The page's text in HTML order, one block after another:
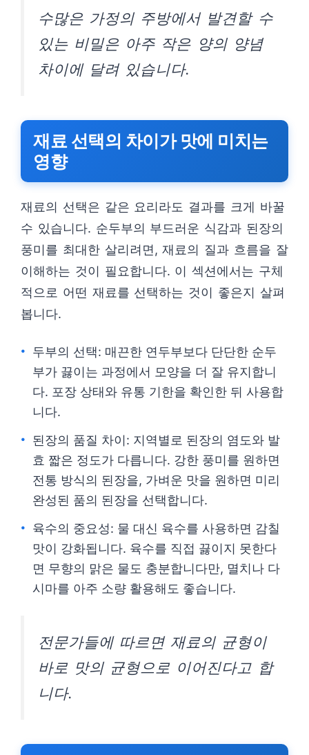
수많은 가정의 주방에서 발견할 수
있는 비밀은 아주 작은 양의 양념
차이에 달려 있습니다.
재료 선택의 차이가 맛에 미치는
영향
재료의 선택은 같은 요리라도 결과를 크게 바꿀
수 있습니다. 순두부의 부드러운 식감과 된장의
풍미를 최대한 살리려면, 재료의 질과 흐름을 잘
이해하는 것이 필요합니다. 이 섹션에서는 구체
적으로 어떤 재료를 선택하는 것이 좋은지 살펴
봅니다.
두부의 선택: 매끈한 연두부보다 단단한 순두
부가 끓이는 과정에서 모양을 더 잘 유지합니
다. 포장 상태와 유통 기한을 확인한 뒤 사용합
니다.
된장의 품질 차이: 지역별로 된장의 염도와 발
효 짧은 정도가 다릅니다. 강한 풍미를 원하면
전통 방식의 된장을, 가벼운 맛을 원하면 미리
완성된 품의 된장을 선택합니다.
육수의 중요성: 물 대신 육수를 사용하면 감칠
맛이 강화됩니다. 육수를 직접 끓이지 못한다
면 무향의 맑은 물도 충분합니다만, 멸치나 다
시마를 아주 소량 활용해도 좋습니다.
전문가들에 따르면 재료의 균형이
바로 맛의 균형으로 이어진다고 합
니다.